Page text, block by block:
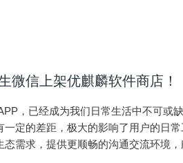
微信上架优麒麟软件商店！
，已经成为我们日常生活中不可或
一定的差距，极大的影响了用户的日
态需求，提供更顺畅的沟通交流环境